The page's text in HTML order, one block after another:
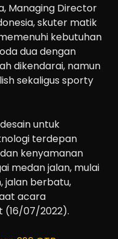
Managing Director
skuter matik
kebutuhan
dua dengan
dikendarai, namun
sekaligus sporty
untuk
terdepan
kenyamanan
medan jalan, mulai
jalan berbatu,
acara
(16/07/2022).